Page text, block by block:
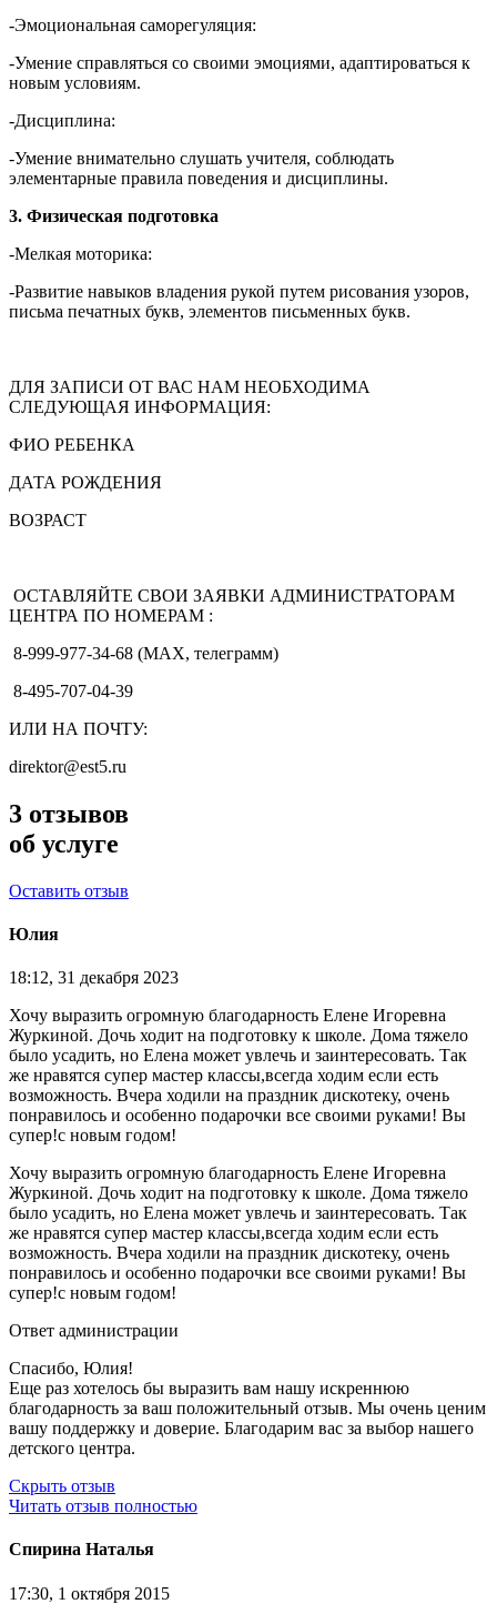
-Эмоциональная саморегуляция:
-Умение справляться со своими эмоциями, адаптироваться к
новым условиям.
-Дисциплина:
-Умение внимательно слушать учителя, соблюдать
элементарные правила поведения и дисциплины.
3. Физическая подготовка
-Мелкая моторика:
-Развитие навыков владения рукой путем рисования узоров,
письма печатных букв, элементов письменных букв.
ДЛЯ ЗАПИСИ ОТ ВАС НАМ НЕОБХОДИМА
СЛЕДУЮЩАЯ ИНФОРМАЦИЯ:
ФИО РЕБЕНКА
ДАТА РОЖДЕНИЯ
ВОЗРАСТ
ОСТАВЛЯЙТЕ СВОИ ЗАЯВКИ АДМИНИСТРАТОРАМ
ЦЕНТРА ПО НОМЕРАМ :
8-999-977-34-68 (МАХ, телеграмм)
8-495-707-04-39
ИЛИ НА ПОЧТУ:
direktor@est5.ru
3 отзывов
об услуге
Оставить отзыв
Юлия
18:12, 31 декабря 2023
Хочу выразить огромную благодарность Елене Игоревна
Журкиной. Дочь ходит на подготовку к школе. Дома тяжело
было усадить, но Елена может увлечь и заинтересовать. Так
же нравятся супер мастер классы,всегда ходим если есть
возможность. Вчера ходили на праздник дискотеку, очень
понравилось и особенно подарочки все своими руками! Вы
супер!с новым годом!
Хочу выразить огромную благодарность Елене Игоревна
Журкиной. Дочь ходит на подготовку к школе. Дома тяжело
было усадить, но Елена может увлечь и заинтересовать. Так
же нравятся супер мастер классы,всегда ходим если есть
возможность. Вчера ходили на праздник дискотеку, очень
понравилось и особенно подарочки все своими руками! Вы
супер!с новым годом!
Ответ администрации
Спасибо, Юлия!
Еще раз хотелось бы выразить вам нашу искреннюю
благодарность за ваш положительный отзыв. Мы очень ценим
вашу поддержку и доверие. Благодарим вас за выбор нашего
детского центра.
Скрыть отзыв
Читать отзыв полностью
Спирина Наталья
17:30, 1 октября 2015